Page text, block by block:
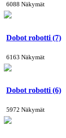
6088 Näkymät
Dobot robotti (7)
6163 Näkymät
Dobot robotti (6)
5972 Näkymät